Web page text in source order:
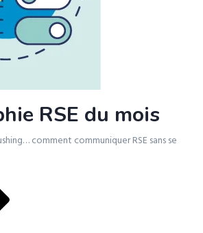
RSE du mois
comment communiquer RSE sans se